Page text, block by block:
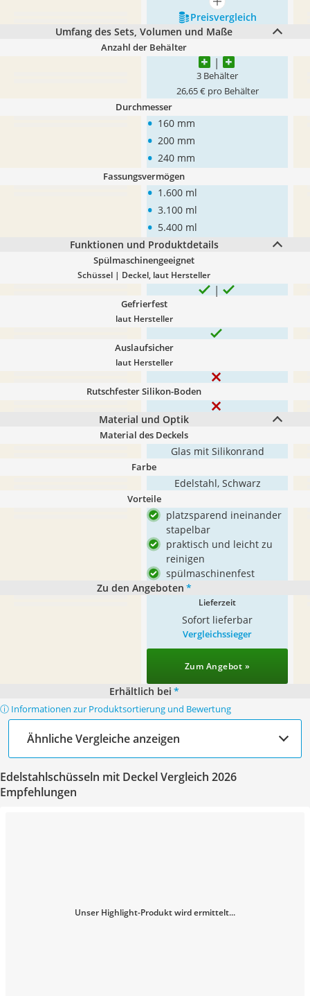
mehr anzeigen
Preis­vergleich
Umfang des Sets, Volumen und Maße
Anzahl der Behälter
3 Behälter
26,65 € pro Behälter
Durchmesser
• 160 mm
• 200 mm
• 240 mm
Fassungsvermögen
• 1.600 ml
• 3.100 ml
• 5.400 ml
Funktionen und Produktdetails
Spülmaschinengeeignet
Schüssel | Deckel, laut Hersteller
Gefrierfest
laut Hersteller
Auslaufsicher
laut Hersteller
Rutschfester Silikon-Boden
Material und Optik
Material des Deckels
Glas mit Silikonrand
Farbe
Edelstahl, Schwarz
Vorteile
platzsparend ineinander
stapelbar
praktisch und leicht zu
reinigen
spülmaschinenfest
Zu den Angeboten *
Lieferzeit
Sofort lieferbar
Vergleichssieger
Zum Angebot »
Erhältlich bei *
ⓘ Informationen zur Produktsortierung und Bewertung
Ähnliche Vergleiche anzeigen
Edelstahlschüsseln mit Deckel Vergleich 2026
Empfehlungen
Unser Highlight-Produkt wird ermittelt...